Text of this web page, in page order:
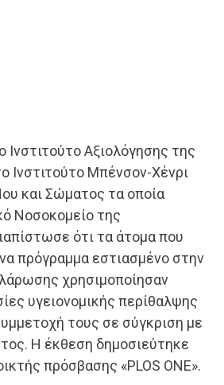
Ινστιτούτο Αξιολόγησης της
Ινστιτούτο Μπένσον-Χένρι
και Σώματος τα οποία
Νοσοκομείο της
ότι τα άτομα που
πρόγραμμα εστιασμένο στην
χρησιμοποίησαν
υγειονομικής περίθαλψης
τους σε σύγκριση με
Η έκθεση δημοσιεύτηκε
πρόσβασης «PLOS ONE».